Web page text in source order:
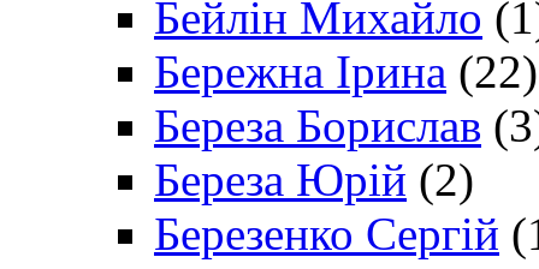
Бейлін Михайло
Бережна Ірина (22)
Береза Борислав
Береза Юрій (2)
Березенко Сергій